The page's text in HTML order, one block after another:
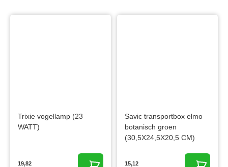
Trixie vogellamp (23
WATT)
19,82
Savic transportbox elmo
botanisch groen
(30,5X24,5X20,5 CM)
15,12